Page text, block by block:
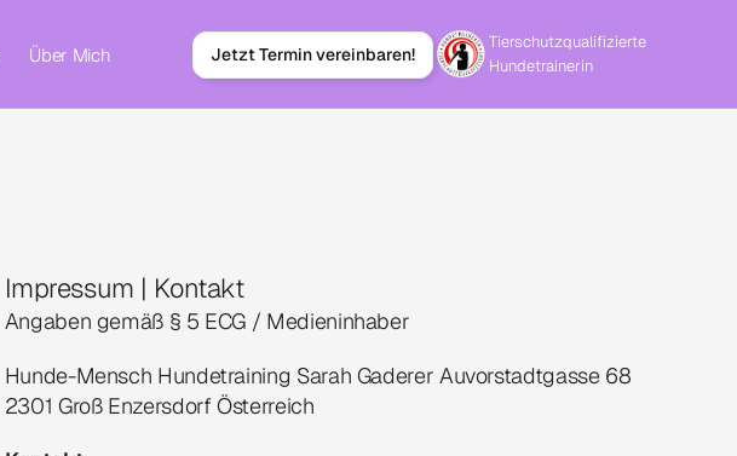
Über Mich Jetzt Termin vereinbaren!
Tierschutzqualifizierte
Hundetrainerin
Impressum | Kontakt
Angaben gemäß § 5 ECG / Medieninhaber
Hunde-Mensch Hundetraining Sarah Gaderer Auvorstadtgasse 68
2301 Groß Enzersdorf Österreich